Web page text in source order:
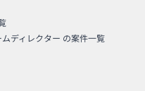
ムディレクター の案件一覧